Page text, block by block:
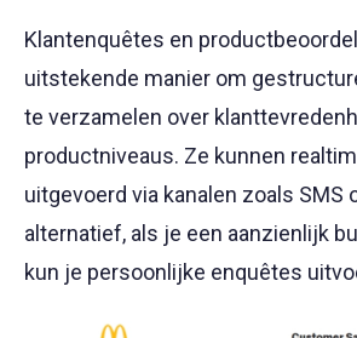
Klantenquêtes en
uitstekende manier om
te verzamelen over
productniveaus. Ze kunnen
uitgevoerd via kanalen zoals SMS
alternatief, als je een aanzienlijk
kun je persoonlijke enquêtes